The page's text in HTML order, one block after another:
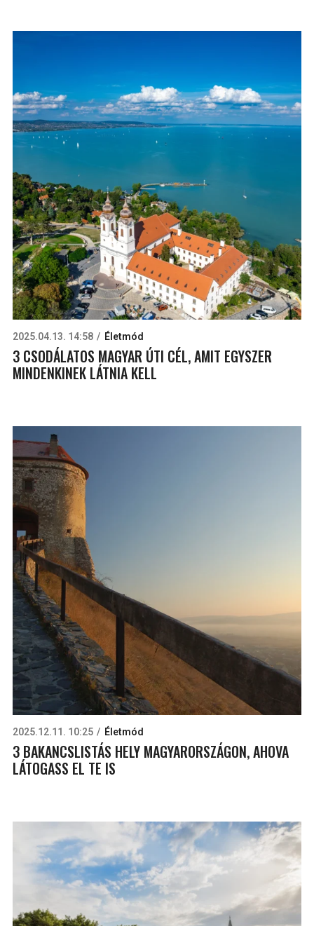
2025.04.13. 14:58 Életmód
3 CSODÁLATOS MAGYAR ÚTI CÉL, AMIT EGYSZER
MINDENKINEK LÁTNIA KELL
2025.12.11. 10:25 Életmód
3 BAKANCSLISTÁS HELY MAGYARORSZÁGON, AHOVA
LÁTOGASS EL TE IS